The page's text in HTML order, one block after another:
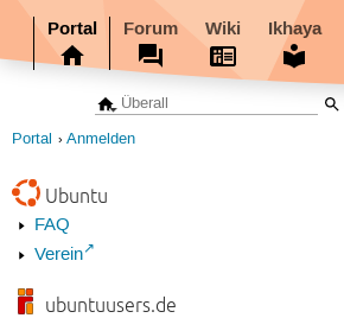
Portal Forum Wiki Ikhaya
Portal Anmelden
Ubuntu
FAQ
Verein
ubuntuusers.de